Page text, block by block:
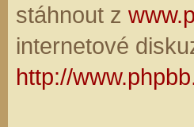
stáhnout z
internetové
http://